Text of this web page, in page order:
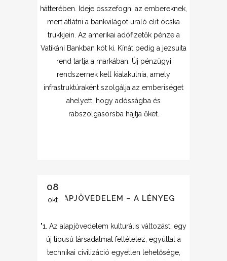
hátterében. Ideje összefogni az embereknek,
mert átlátni a bankvilágot uraló elit ócska
trükkjein. Az amerikai adófizetők pénze a
Vatikáni Bankban köt ki. Kínát pedig a jezsuita
rend tartja a markában. Új pénzügyi
rendszernek kell kialakulnia, amely
infrastruktúraként szolgálja az emberiséget
ahelyett, hogy adósságba és
rabszolgasorsba hajtja őket.
08
oktALAPJÖVEDELEM – A LÉNYEG
"1. Az alapjövedelem kulturális változást, egy
új típusú társadalmat feltételez, egyúttal a
technikai civilizáció egyetlen lehetősége,